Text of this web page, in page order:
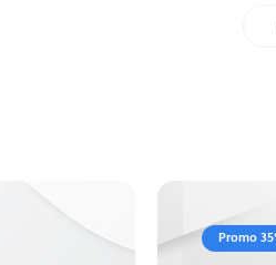
Promo